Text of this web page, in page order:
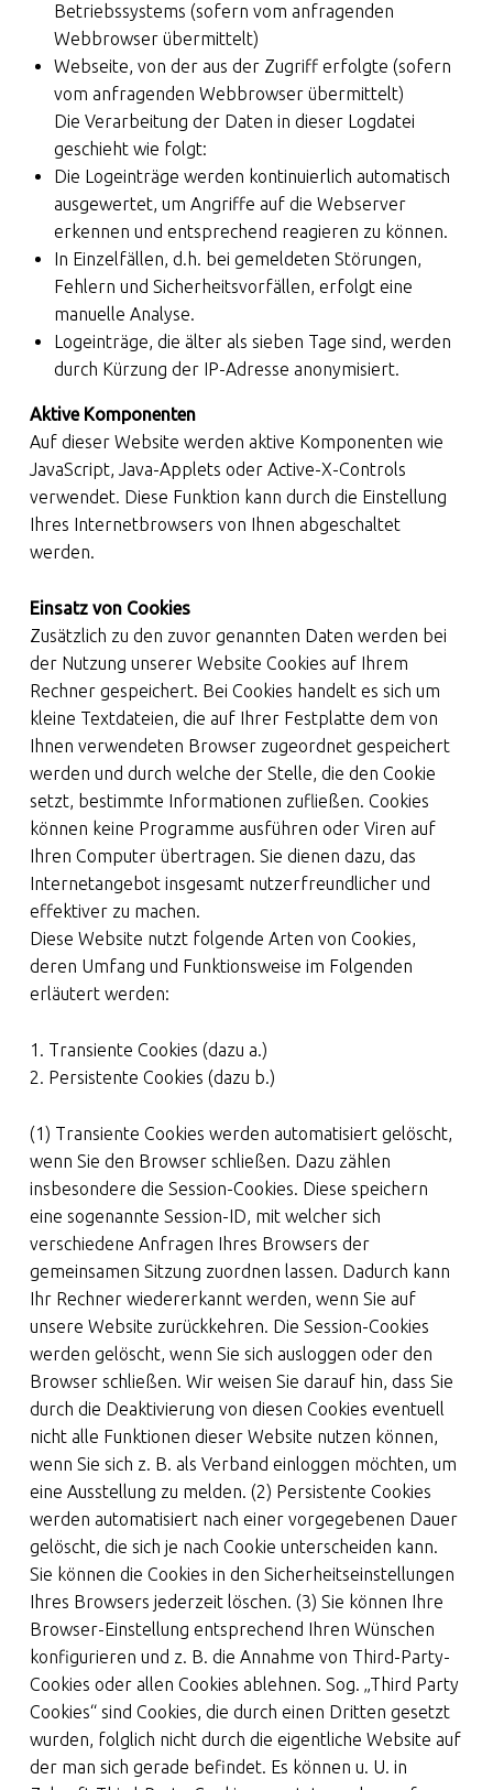
Betriebssystems (sofern vom anfragenden
Webbrowser übermittelt)
Webseite, von der aus der Zugriff erfolgte (sofern
vom anfragenden Webbrowser übermittelt)
Die Verarbeitung der Daten in dieser Logdatei
geschieht wie folgt:
Die Logeinträge werden kontinuierlich automatisch
ausgewertet, um Angriffe auf die Webserver
erkennen und entsprechend reagieren zu können.
In Einzelfällen, d.h. bei gemeldeten Störungen,
Fehlern und Sicherheitsvorfällen, erfolgt eine
manuelle Analyse.
Logeinträge, die älter als sieben Tage sind, werden
durch Kürzung der IP-Adresse anonymisiert.
Aktive Komponenten
Auf dieser Website werden aktive Komponenten wie
JavaScript, Java-Applets oder Active-X-Controls
verwendet. Diese Funktion kann durch die Einstellung
Ihres Internetbrowsers von Ihnen abgeschaltet
werden.
Einsatz von Cookies
Zusätzlich zu den zuvor genannten Daten werden bei
der Nutzung unserer Website Cookies auf Ihrem
Rechner gespeichert. Bei Cookies handelt es sich um
kleine Textdateien, die auf Ihrer Festplatte dem von
Ihnen verwendeten Browser zugeordnet gespeichert
werden und durch welche der Stelle, die den Cookie
setzt, bestimmte Informationen zufließen. Cookies
können keine Programme ausführen oder Viren auf
Ihren Computer übertragen. Sie dienen dazu, das
Internetangebot insgesamt nutzerfreundlicher und
effektiver zu machen.
Diese Website nutzt folgende Arten von Cookies,
deren Umfang und Funktionsweise im Folgenden
erläutert werden:
1. Transiente Cookies (dazu a.)
2. Persistente Cookies (dazu b.)
(1) Transiente Cookies werden automatisiert gelöscht,
wenn Sie den Browser schließen. Dazu zählen
insbesondere die Session-Cookies. Diese speichern
eine sogenannte Session-ID, mit welcher sich
verschiedene Anfragen Ihres Browsers der
gemeinsamen Sitzung zuordnen lassen. Dadurch kann
Ihr Rechner wiedererkannt werden, wenn Sie auf
unsere Website zurückkehren. Die Session-Cookies
werden gelöscht, wenn Sie sich ausloggen oder den
Browser schließen. Wir weisen Sie darauf hin, dass Sie
durch die Deaktivierung von diesen Cookies eventuell
nicht alle Funktionen dieser Website nutzen können,
wenn Sie sich z. B. als Verband einloggen möchten, um
eine Ausstellung zu melden. (2) Persistente Cookies
werden automatisiert nach einer vorgegebenen Dauer
gelöscht, die sich je nach Cookie unterscheiden kann.
Sie können die Cookies in den Sicherheitseinstellungen
Ihres Browsers jederzeit löschen. (3) Sie können Ihre
Browser-Einstellung entsprechend Ihren Wünschen
konfigurieren und z. B. die Annahme von Third-Party-
Cookies oder allen Cookies ablehnen. Sog. „Third Party
Cookies“ sind Cookies, die durch einen Dritten gesetzt
wurden, folglich nicht durch die eigentliche Website auf
der man sich gerade befindet. Es können u. U. in